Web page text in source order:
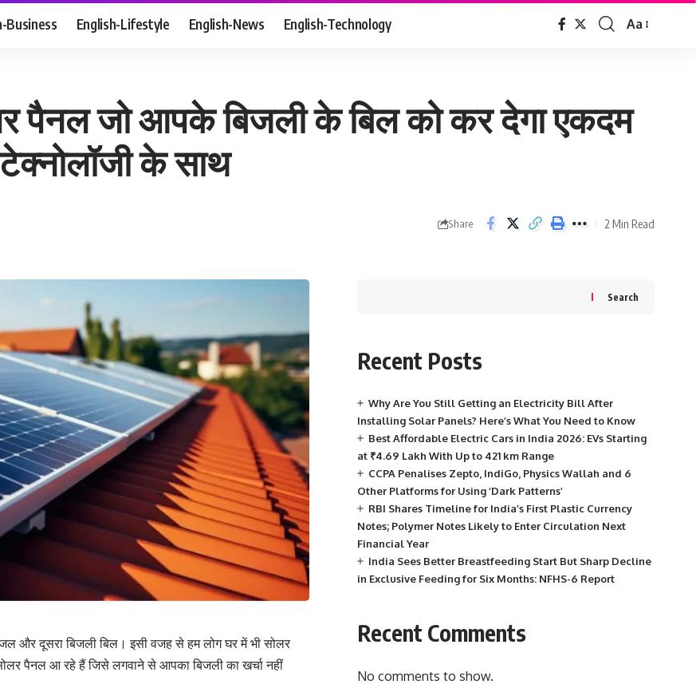
Business English-Lifestyle English-News English-Technology
Font
Aa
पैनल जो आपके बिजली के बिल को कर देगा एकदम
के साथ
Share 2 Min Read
और दूसरा बिजली बिल। इसी वजह से हम लोग घर में भी सोलर
पैनल आ रहे हैं जिसे लगवाने से आपका बिजली का खर्चा नहीं
Search
Recent Posts
Why Are You Still Getting an Electricity Bill After
Installing Solar Panels? Here’s What You Need to Know
Best Affordable Electric Cars in India 2026: EVs Starting
at ₹4.69 Lakh With Up to 421 km Range
CCPA Penalises Zepto, IndiGo, Physics Wallah and 6
Other Platforms for Using ‘Dark Patterns’
RBI Shares Timeline for India’s First Plastic Currency
Notes; Polymer Notes Likely to Enter Circulation Next
Financial Year
India Sees Better Breastfeeding Start But Sharp Decline
in Exclusive Feeding for Six Months: NFHS-6 Report
Recent Comments
No comments to show.